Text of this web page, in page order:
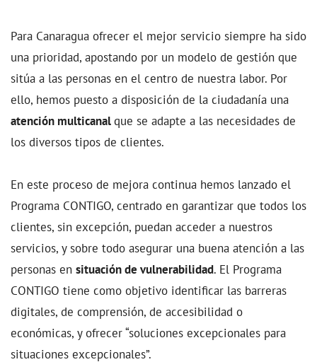
Para Canaragua ofrecer el mejor servicio siempre ha sido
una prioridad, apostando por un modelo de gestión que
sitúa a las personas en el centro de nuestra labor. Por
ello, hemos puesto a disposición de la ciudadanía una
atención multicanalque se adapte a las necesidades de
los diversos tipos de clientes.
En este proceso de mejora continua hemos lanzado el
Programa CONTIGO, centrado en garantizar que todos los
clientes, sin excepción, puedan acceder a nuestros
servicios, y sobre todo asegurar una buena atención a las
personas en situación de vulnerabilidad. El Programa
CONTIGO tiene como objetivo identificar las barreras
digitales, de comprensión, de accesibilidad o
económicas, y ofrecer “soluciones excepcionales para
situaciones excepcionales”.